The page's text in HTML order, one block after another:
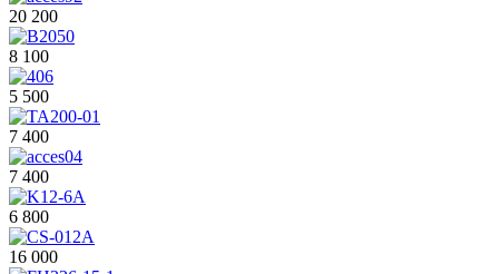
20 200
8 100
5 500
7 400
7 400
6 800
16 000